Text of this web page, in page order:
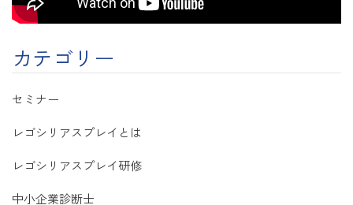
カテゴリー
セミナー
レゴシリアスプレイとは
レゴシリアスプレイ研修
中小企業診断士